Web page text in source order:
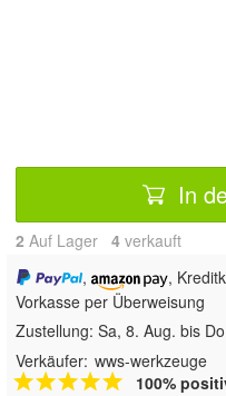
In
2 Auf Lager 4 verkauft
,
,
Vorkasse per Überweisung
Zustellung: Sa, 8. Aug. bis
Verkäufer: wws-werkzeuge
100%